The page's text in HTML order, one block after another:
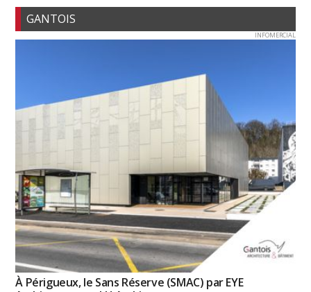
GANTOIS
INFOMERCIAL
À Périgueux, le Sans Réserve (SMAC) par EYE